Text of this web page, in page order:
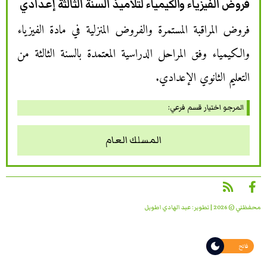
فروض الفيزياء والكيمياء لتلاميذ السنة الثالثة إعدادي
فروض المراقبة المستمرة والفروض المنزلية في مادة الفيزياء
والكيمياء وفق المراحل الدراسية المعتمدة بالسنة الثالثة من
التعليم الثانوي الإعدادي.
المرجو اختيار قسم فرعي:
المسلك العام
محفظتي © 2026 | تطوير: عبد الهادي اطويل
فاتح